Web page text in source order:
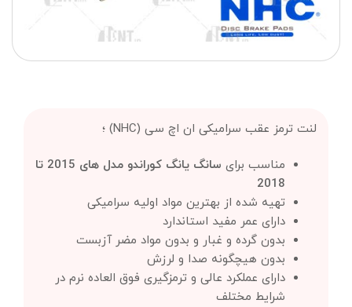
لنت ترمز عقب سرامیکی ان اچ سی (NHC) ؛
مناسب برای
سانگ یانگ کوراندو مدل های 2015 تا
2018
تهیه شده از بهترین مواد اولیه سرامیکی
دارای عمر مفید استاندارد
بدون گرده و غبار و بدون مواد مضر آزبست
بدون هیچگونه صدا و لرزش
دارای عملکرد عالی و ترمزگیری فوق العاده نرم در
شرایط مختلف